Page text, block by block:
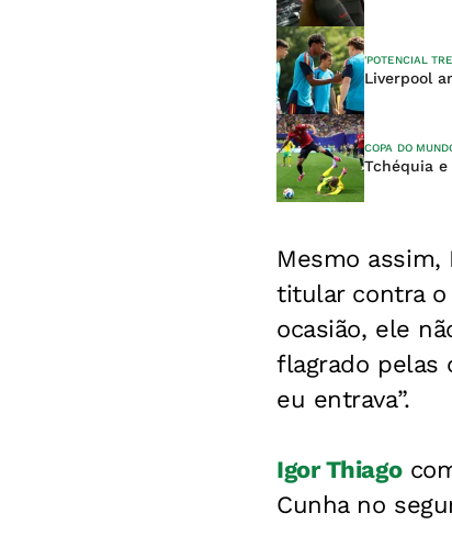
'POTENCIAL
Liverpool
COPA DO
Tchéquia
Mesmo
titular contra o
ocasião, ele
flagrado pelas
eu entrava”.
Igor Thiago
Cunha no